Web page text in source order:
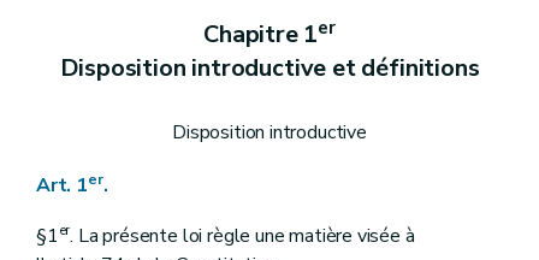
Art. 27
Art. 28
Art. 32
Art. 32/1
Art. 32/2
Art. 33
Chapitre 1er
Disposition introductive et définitions
Disposition introductive
Art. 1er.
§1er. La présente loi règle une matière visée à